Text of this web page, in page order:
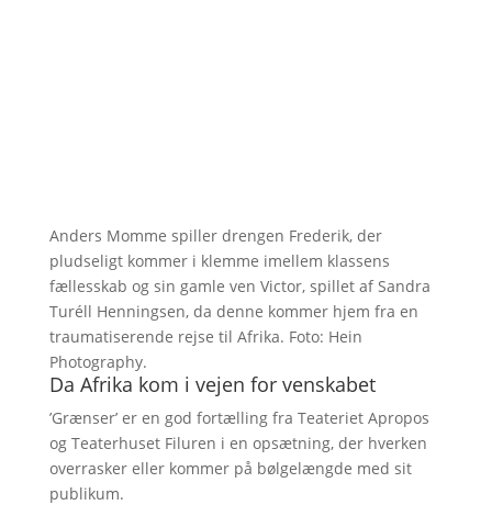
Anders Momme spiller drengen Frederik, der
pludseligt kommer i klemme imellem klassens
fællesskab og sin gamle ven Victor, spillet af Sandra
Turéll Henningsen, da denne kommer hjem fra en
traumatiserende rejse til Afrika. Foto: Hein
Photography.
Da Afrika kom i vejen for venskabet
’Grænser’ er en god fortælling fra Teateriet Apropos
og Teaterhuset Filuren i en opsætning, der hverken
overrasker eller kommer på bølgelængde med sit
publikum.